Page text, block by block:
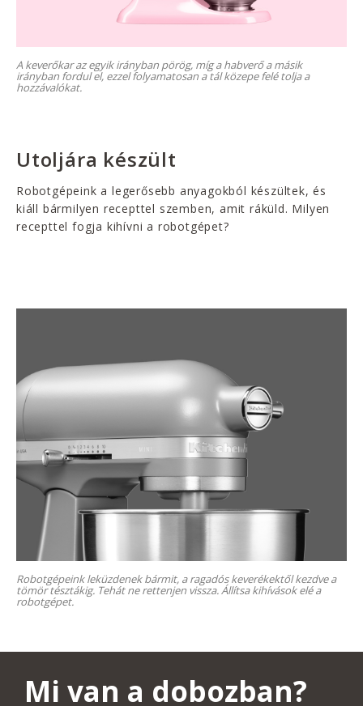
A keverőkar az egyik irányban pörög, míg a habverő a másik
irányban fordul el, ezzel folyamatosan a tál közepe felé tolja a
hozzávalókat.
Utoljára készült
Robotgépeink a legerősebb anyagokból készültek, és
kiáll bármilyen recepttel szemben, amit ráküld. Milyen
recepttel fogja kihívni a robotgépet?
Robotgépeink leküzdenek bármit, a ragadós keverékektől kezdve a
tömör tésztákig. Tehát ne rettenjen vissza. Állítsa kihívások elé a
robotgépet.
Mi van a dobozban?